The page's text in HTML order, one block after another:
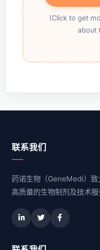
(Click to get
about
联系我们
药诺生物（GeneMedi）
高质量的生物制剂及技术服